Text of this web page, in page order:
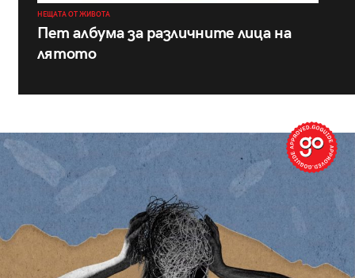
НЕЩАТА ОТ ЖИВОТА
Пет албума за различните лица на
лятото